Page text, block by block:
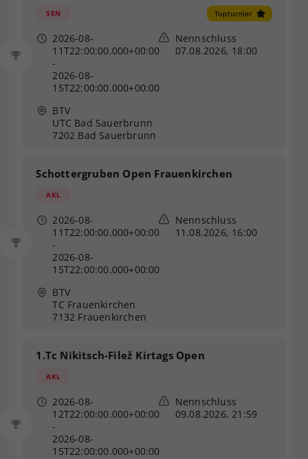
SEN
2026-08-
11T22:00:00.000+00:00
-
2026-08-
15T22:00:00.000+00:00
Nennschluss
07.08.2026, 18:00
BTV
UTC Bad Sauerbrunn
7202 Bad Sauerbrunn
Schottergruben Open Frauenkirchen
AKL
2026-08-
11T22:00:00.000+00:00
-
2026-08-
15T22:00:00.000+00:00
Nennschluss
11.08.2026, 16:00
BTV
TC Frauenkirchen
7132 Frauenkirchen
1.Tc Nikitsch-Filež Kirtags Open
AKL
2026-08-
12T22:00:00.000+00:00
-
2026-08-
15T22:00:00.000+00:00
Nennschluss
09.08.2026, 21:59